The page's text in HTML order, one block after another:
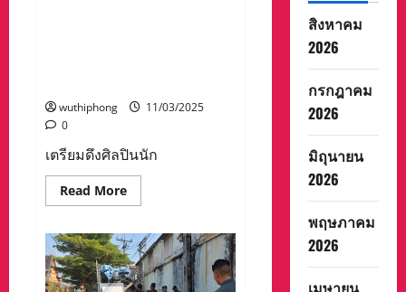
หมาย
เดียวกัน
one
goal
wuthiphong
11/03/2025
0
เตรียมดึงศิลปินนัก
Read MoreRead
more
ดึง
ศิลปิน
นัก
ร้อง
สิงหาคม
2026
กรกฎาคม
2026
มิถุนายน
2026
พฤษภาคม
2026
เมษายน